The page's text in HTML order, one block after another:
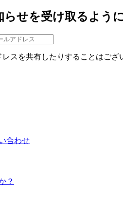
らせを受け取るよう
スを共有したりすることはござ
合わせ
？